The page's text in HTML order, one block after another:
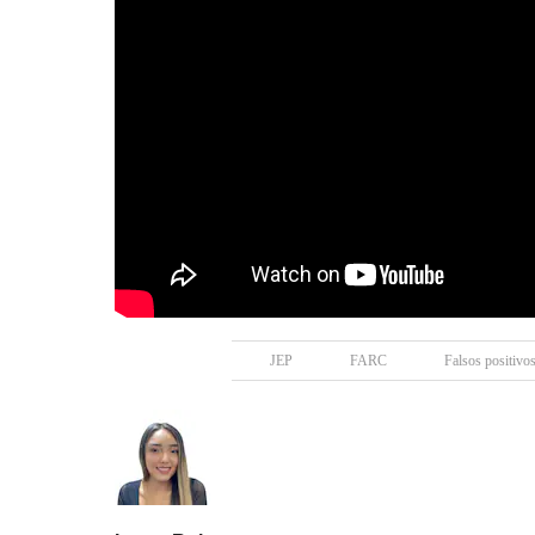
JEP FARC Falsos positivos